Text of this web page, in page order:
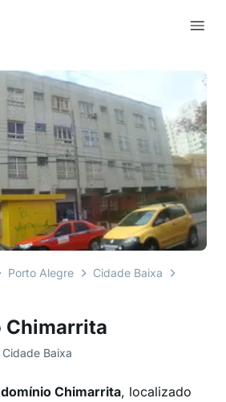
Chimarrita
Baixa
Chimarrita, localizado
Porto Alegre Cidade Baixa